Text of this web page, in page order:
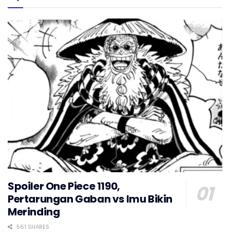
Spoiler One Piece 1190,
Pertarungan Gaban vs Imu Bikin
Merinding
561 SHARES